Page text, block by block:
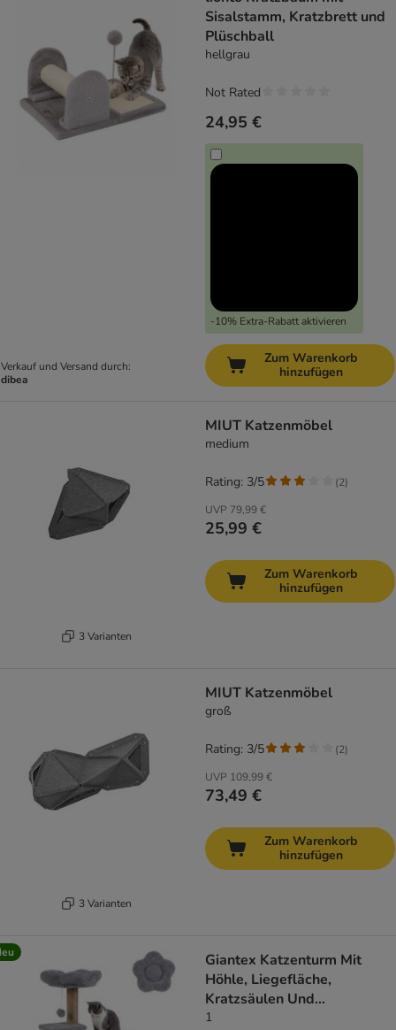
Verkauf und Versand durch:
dibea
Sisalstamm, Kratzbrett und
Plüschball
hellgrau
24,95 €
-10% Extra-Rabatt aktivieren
Not Rated
Zum Warenkorb
hinzufügen
3 Varianten
MIUT Katzenmöbel
medium
UVP 79,99 €
25,99 €
Rating: 3/5 (2)
Zum Warenkorb
hinzufügen
3 Varianten
MIUT Katzenmöbel
groß
UVP 109,99 €
73,49 €
Rating: 3/5 (2)
Zum Warenkorb
hinzufügen
Giantex Katzenturm Mit
Höhle, Liegefläche,
Kratzsäulen Und
Spielzubehör
1